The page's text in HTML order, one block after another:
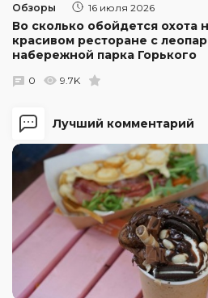
Лучший комментарий
Обзоры 16 июля 2026
Во сколько обойдется охота
красивом ресторане с
набережной парка Горького
0 9.7K